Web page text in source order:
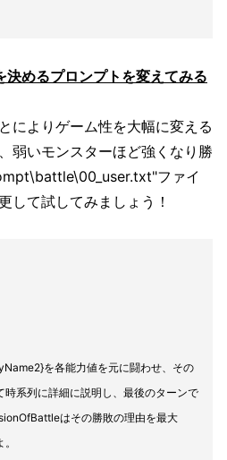
めるプロンプトを変えてみる
によりゲーム性を大幅に変える
弱いモンスターほど強くなり勝
ファイ
して試してみましょう！
を各能力値を元に闘わせ、その
系列に詳細に説明し、最後のターンで
はその勝敗の理由を最大